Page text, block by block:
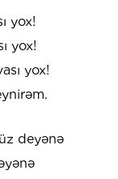
yox!
yox!
yox!
deyənə